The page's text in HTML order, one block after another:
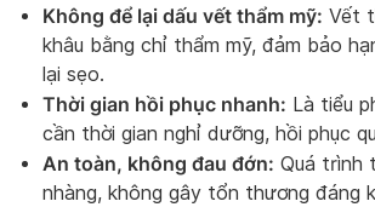
Không để lại dấu vết thẩm mỹ: Vết
khâu bằng chỉ thẩm mỹ, đảm bảo
lại sẹo.
Thời gian hồi phục nhanh: Là tiểu
cần thời gian nghỉ dưỡng, hồi phục
An toàn, không đau đớn: Quá trình
nhàng, không gây tổn thương đáng